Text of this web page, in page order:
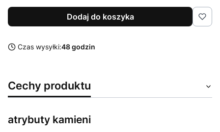
Dodaj do koszyka
Czas wysyłki:48 godzin
Cechy produktu
atrybuty kamieni